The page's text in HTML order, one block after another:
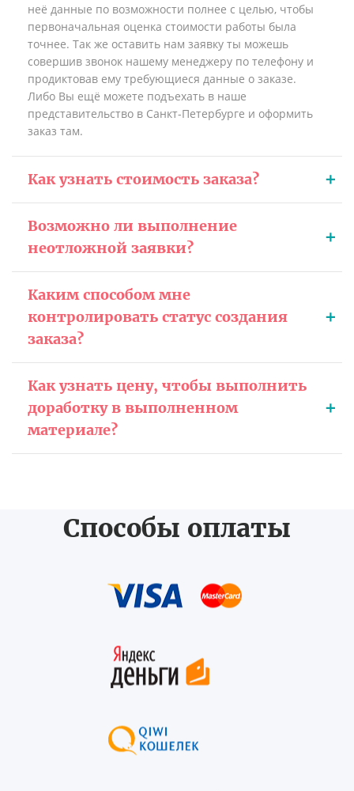
неё данные по возможности полнее с целью, чтобы
первоначальная оценка стоимости работы была
точнее. Так же оставить нам заявку ты можешь
совершив звонок нашему менеджеру по телефону и
продиктовав ему требующиеся данные о заказе.
Либо Вы ещё можете подъехать в наше
представительство в Санкт-Петербурге и оформить
заказ там.
Как узнать стоимость заказа?
Возможно ли выполнение
неотложной заявки?
Каким способом мне
контролировать статус создания
заказа?
Как узнать цену, чтобы выполнить
доработку в выполненном
материале?
Способы оплаты